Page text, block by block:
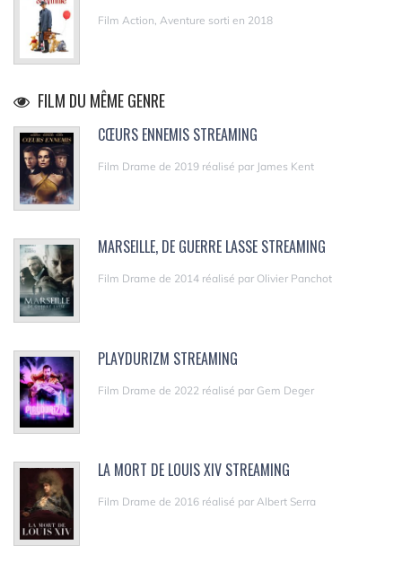
Film Action, Aventure sorti en 2018
FILM DU MÊME GENRE
CŒURS ENNEMIS STREAMING
Film Drame de 2019 réalisé par James Kent
MARSEILLE, DE GUERRE LASSE STREAMING
Film Drame de 2014 réalisé par Olivier Panchot
PLAYDURIZM STREAMING
Film Drame de 2022 réalisé par Gem Deger
LA MORT DE LOUIS XIV STREAMING
Film Drame de 2016 réalisé par Albert Serra